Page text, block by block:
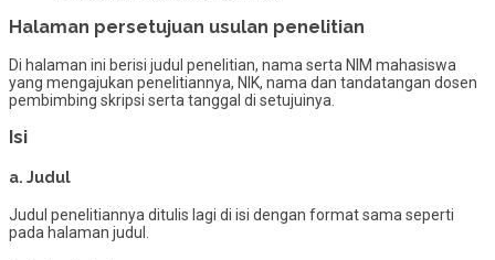
Halaman persetujuan usulan penelitian
Di halaman ini berisi judul penelitian, nama serta NIM mahasiswa
yang mengajukan penelitiannya, NIK, nama dan tandatangan dosen
pembimbing skripsi serta tanggal di setujuinya.
Isi
a. Judul
Judul penelitiannya ditulis lagi di isi dengan format sama seperti
pada halaman judul.